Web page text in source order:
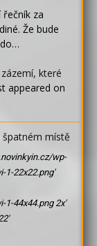
za
Že bude
které
appeared on
špatném místě
wp-
1-22x22.png'
1-44x44.png 2x'